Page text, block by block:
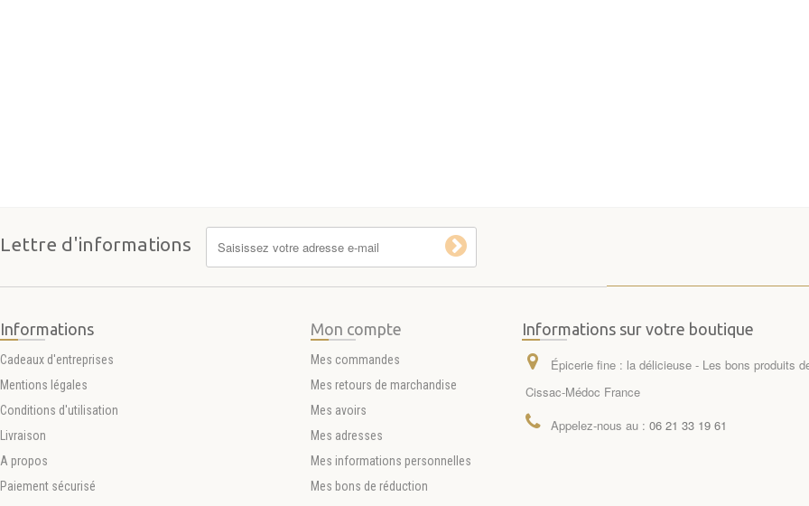
Lettre d'informations
Informations
Cadeaux d'entreprises
Mentions légales
Conditions d'utilisation
Livraison
A propos
Paiement sécurisé
Mon compte
Mes commandes
Mes retours de marchandise
Mes avoirs
Mes adresses
Mes informations personnelles
Mes bons de réduction
Informations sur votre boutique
Épicerie fine : la délicieuse - Les bons produits
Cissac-Médoc France
Appelez-nous au : 06 21 33 19 61